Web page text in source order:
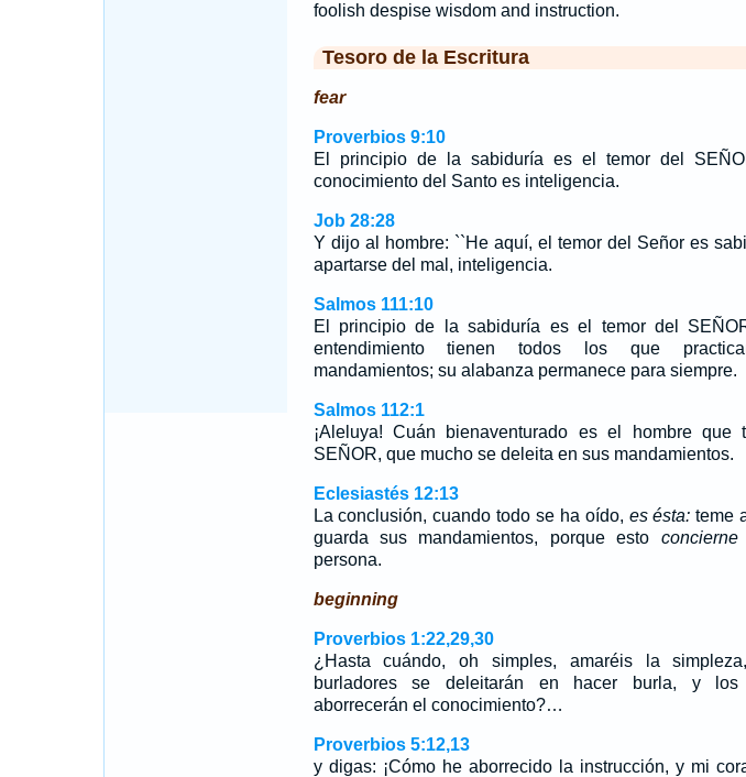
foolish despise wisdom and instruction.
Tesoro de la Escritura
fear
Proverbios 9:10
El principio de la sabiduría es el temor del
conocimiento del Santo es inteligencia.
Job 28:28
Y dijo al hombre: ``He aquí, el temor del Señor es
apartarse del mal, inteligencia.
Salmos 111:10
El principio de la sabiduría es el temor del
entendimiento tienen todos los que
mandamientos; su alabanza permanece para siempre.
Salmos 112:1
¡Aleluya! Cuán bienaventurado es el hombre que
SEÑOR, que mucho se deleita en sus mandamientos.
Eclesiastés 12:13
La conclusión, cuando todo se ha oído, es ésta:teme
guarda sus mandamientos, porque esto concierne
persona.
beginning
Proverbios 1:22,29,30
¿Hasta cuándo, oh simples, amaréis la
burladores se deleitarán en hacer burla, y los
aborrecerán el conocimiento?…
Proverbios 5:12,13
y digas: ¡Cómo he aborrecido la instrucción, y mi